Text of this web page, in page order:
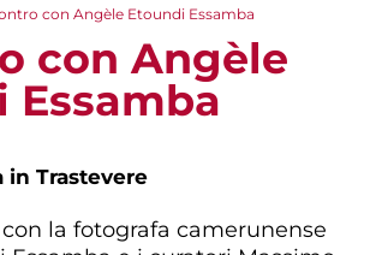
con Angèle Etoundi Essamba
con Angèle
Essamba
in Trastevere
la fotografa camerunense